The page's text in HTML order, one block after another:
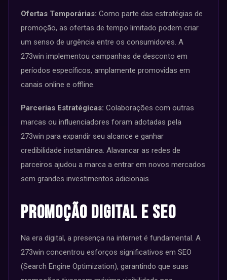
Ofertas Temporárias: Como parte das estratégias de
promoção, as ofertas de tempo limitado podem criar
um senso de urgência entre os consumidores. A
273win implementou campanhas de desconto em
períodos específicos, amplamente promovidas em
canais online e offline.
Parcerias Estratégicas: Colaborações com outras
marcas ou influenciadores foram adotadas pela
273win para expandir seu alcance e ganhar
credibilidade instantânea. Alavancar as redes de
parceiros ajudou a marca a entrar em novos mercados
sem grandes investimentos adicionais.
Promoção Digital e SEO
Na era digital, a presença na internet é fundamental. A
273win concentrou esforços significativos em SEO
(Search Engine Optimization), garantindo que suas